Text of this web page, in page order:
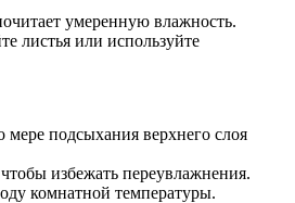
умеренную влажность.
листья или используйте
подсыхания верхнего слоя
избежать переувлажнения.
комнатной температуры.